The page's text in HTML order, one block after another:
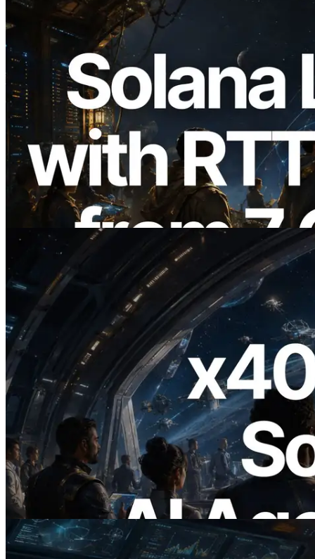
2026.08.05
ERPC, Solana Leader Slot API'yi 7
küresel bölgeden ping ölçümüyle
genişletti — Validators Information API
de yayında
Bu makaleyi oku
2026.07.04
ERPC x402 destekli Solana RPC'yi
yayınladı — AI agent'ların ihtiyaç
duydukları API'ler için anında ödeme
yaptığı dönem
Bu makaleyi oku